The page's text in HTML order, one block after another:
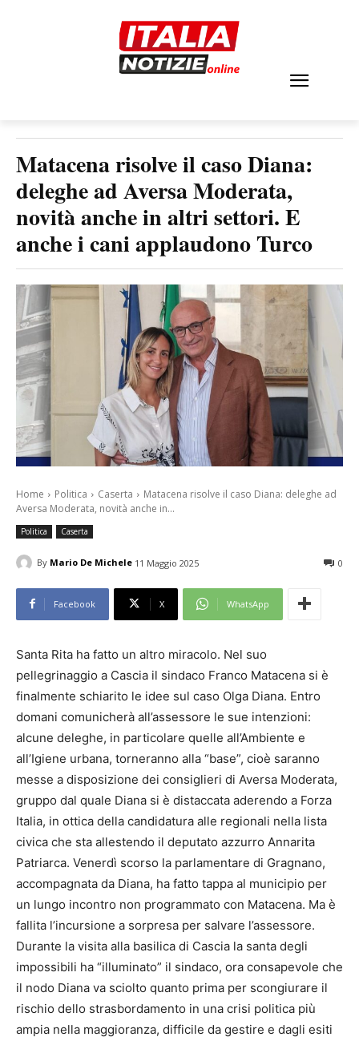
Matacena risolve il caso Diana:
deleghe ad Aversa Moderata,
novità anche in altri settori. E
anche i cani applaudono Turco
Home Politica Caserta
Matacena risolve il caso Diana: deleghe ad
Aversa Moderata, novità anche in...
Politica Caserta
By Mario De Michele 11 Maggio 2025 0
Facebook X WhatsApp
Santa Rita ha fatto un altro miracolo. Nel suo
pellegrinaggio a Cascia il sindaco Franco Matacena si è
finalmente schiarito le idee sul caso Olga Diana. Entro
domani comunicherà all’assessore le sue intenzioni:
alcune deleghe, in particolare quelle all’Ambiente e
all’Igiene urbana, torneranno alla “base”, cioè saranno
messe a disposizione dei consiglieri di Aversa Moderata,
gruppo dal quale Diana si è distaccata aderendo a Forza
Italia, in ottica della candidatura alle regionali nella lista
civica che sta allestendo il deputato azzurro Annarita
Patriarca. Venerdì scorso la parlamentare di Gragnano,
accompagnata da Diana, ha fatto tappa al municipio per
un lungo incontro non programmato con Matacena. Ma è
fallita l’incursione a sorpresa per salvare l’assessore.
Durante la visita alla basilica di Cascia la santa degli
impossibili ha “illuminato” il sindaco, ora consapevole che
il nodo Diana va sciolto quanto prima per scongiurare il
rischio dello strasbordamento in una crisi politica più
ampia nella maggioranza, difficile da gestire e dagli esiti